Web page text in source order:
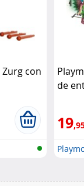
con
de
19